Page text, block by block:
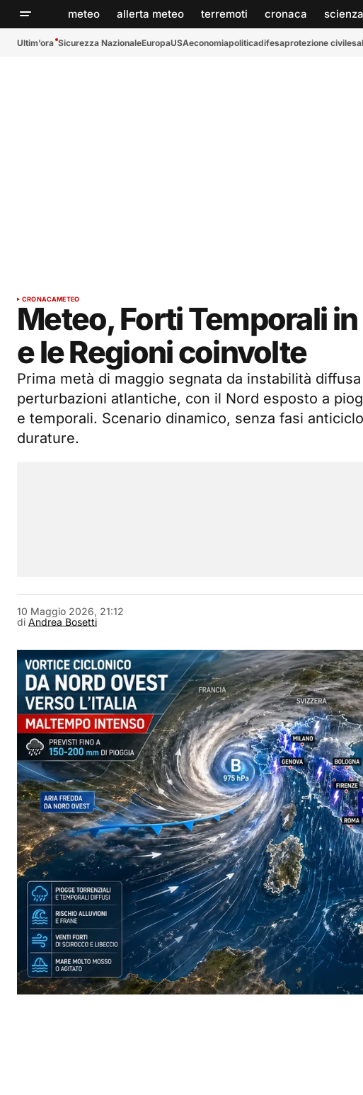
meteo allerta meteo terremoti cronaca scienza
Ultim’ora Sicurezza NazionaleEuropaUSAeconomiapoliticadifesaprotezione civile
CRONACAMETEO
Meteo, Forti Temporali
e le Regioni coinvolte
Prima metà di maggio segnata da instabilità
perturbazioni atlantiche, con il Nord esposto a
e temporali. Scenario dinamico, senza fasi
durature.
di Andrea Bosetti
10 Maggio 2026, 21:12